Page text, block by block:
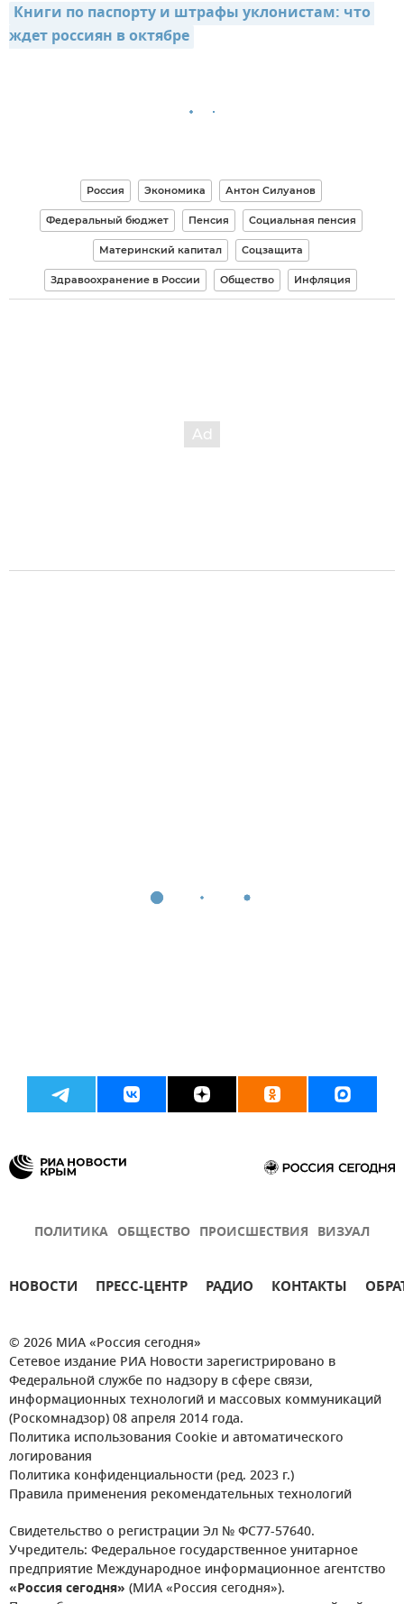
Книги по паспорту и штрафы уклонистам: что
ждет россиян в октябре
Россия Экономика Антон Силуанов
Федеральный бюджет Пенсия Социальная пенсия
Материнский капитал Соцзащита
Здравоохранение в России Общество Инфляция
ПОЛИТИКА ОБЩЕСТВО ПРОИСШЕСТВИЯ ВИЗУАЛ
НОВОСТИ ПРЕСС-ЦЕНТР РАДИО КОНТАКТЫ
© 2026 МИА «Россия сегодня»
Сетевое издание РИА Новости зарегистрировано в
Федеральной службе по надзору в сфере связи,
информационных технологий и массовых коммуникаций
(Роскомнадзор) 08 апреля 2014 года.
Политика использования Cookie и автоматического
логирования
Политика конфиденциальности (ред. 2023 г.)
Правила применения рекомендательных технологий
Свидетельство о регистрации Эл № ФС77-57640.
Учредитель: Федеральное государственное унитарное
предприятие Международное информационное агентство
«Россия сегодня» (МИА «Россия сегодня»).